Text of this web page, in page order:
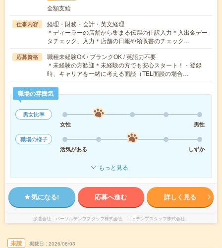
全額支給
仕事内容
経理・財務・会計・英文経理
＊ディーラーの店舗から集まる伝票の仕訳入力＊入出金デー
タチェック、入力＊店舗の日報や領収書のチェック…
応募資格
職種未経験OK / ブランクOK / 英語力不要
＊未経験の方歓迎＊未経験の方でも安心スタート！・登録
時、キャリアを一緒に考える面談（TEL面談の場合…
職場の雰囲気
男女比率
女性
男性
職場の様子
活気がある
しずか
もっと見る
気になる! 応募へ進む 詳しく見る
派遣会社 パーソルテンプスタッフ株式会社 （旧テンプスタッフ株式会社）
未読 掲載日 2026/08/03